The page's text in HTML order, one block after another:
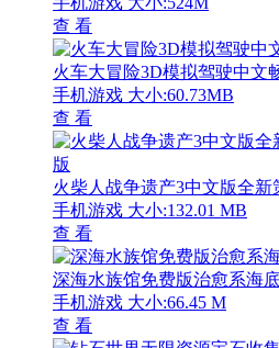
查 看
火车大冒险3D模拟驾驶中文
手机游戏 大小:60.73MB
查 看
火柴人战争遗产3中文版全新
手机游戏 大小:132.01 MB
查 看
深海水族馆免费版治愈系海
手机游戏 大小:66.45 M
查 看